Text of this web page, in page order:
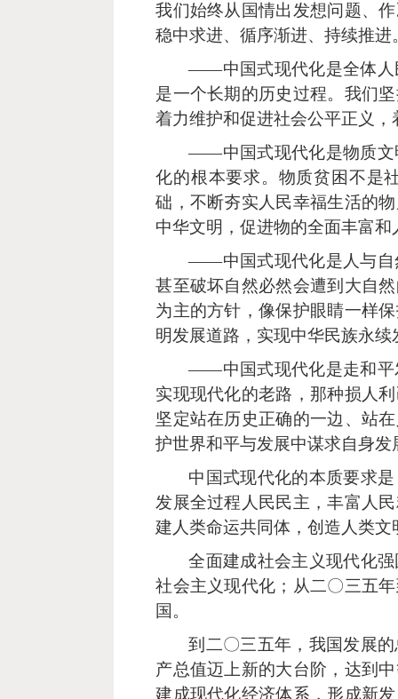
我们始终从国情出发想问题、
稳中求进、循序渐进、持续推进
——中国式现代化是全体人
是一个长期的历史过程。我们
着力维护和促进社会公平正义
——中国式现代化是物质文
化的根本要求。物质贫困不是
础，不断夯实人民幸福生活的
中华文明，促进物的全面丰富和
——中国式现代化是人与自
甚至破坏自然必然会遭到大自
为主的方针，像保护眼睛一样
明发展道路，实现中华民族永续
——中国式现代化是走和平
实现现代化的老路，那种损人
坚定站在历史正确的一边、站
护世界和平与发展中谋求自身
中国式现代化的本质要求
发展全过程人民民主，丰富人
建人类命运共同体，创造人类文
全面建成社会主义现代化
社会主义现代化；从二〇三五
国。
到二〇三五年，我国发展
产总值迈上新的大台阶，达到
建成现代化经济体系，形成新